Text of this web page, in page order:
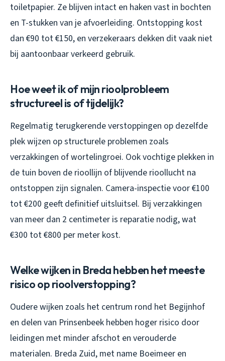
toiletpapier. Ze blijven intact en haken vast in bochten
en T-stukken van je afvoerleiding. Ontstopping kost
dan €90 tot €150, en verzekeraars dekken dit vaak niet
bij aantoonbaar verkeerd gebruik.
Hoe weet ik of mijn rioolprobleem
structureel is of tijdelijk?
Regelmatig terugkerende verstoppingen op dezelfde
plek wijzen op structurele problemen zoals
verzakkingen of wortelingroei. Ook vochtige plekken in
de tuin boven de rioollijn of blijvende rioollucht na
ontstoppen zijn signalen. Camera-inspectie voor €100
tot €200 geeft definitief uitsluitsel. Bij verzakkingen
van meer dan 2 centimeter is reparatie nodig, wat
€300 tot €800 per meter kost.
Welke wijken in Breda hebben het meeste
risico op rioolverstopping?
Oudere wijken zoals het centrum rond het Begijnhof
en delen van Prinsenbeek hebben hoger risico door
leidingen met minder afschot en verouderde
materialen. Breda Zuid, met name Boeimeer en